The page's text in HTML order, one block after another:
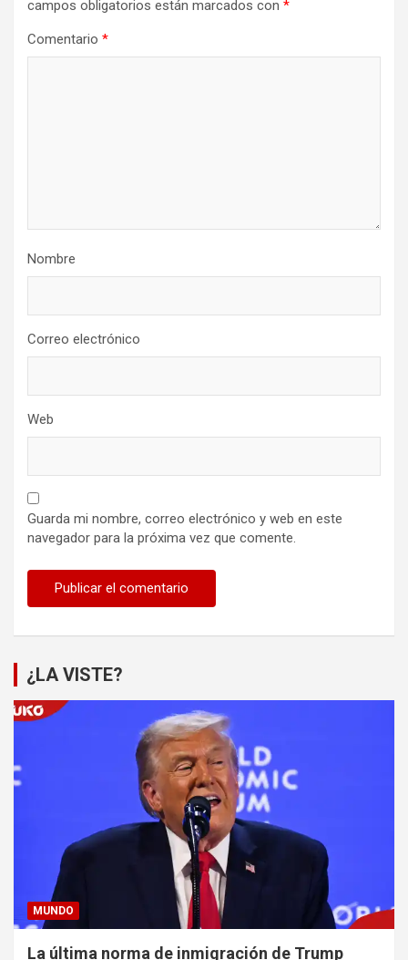
campos obligatorios están marcados con *
Comentario *
Nombre
Correo electrónico
Web
Guarda mi nombre, correo electrónico y web en este
navegador para la próxima vez que comente.
¿LA VISTE?
MUNDO
La última norma de inmigración de Trump